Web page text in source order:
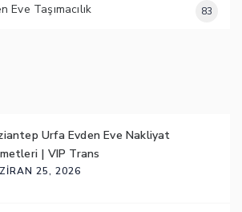
Eve Taşımacılık 83
Urfa Evden Eve Nakliyat
| VIP Trans
25, 2026